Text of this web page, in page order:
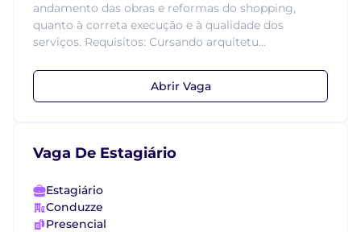
andamento das obras e reformas do shopping,
quanto à correta execução e à qualidade dos
serviços. Requisitos: Cursando arquitetu...
Abrir Vaga
Vaga De Estagiário
Estagiário
Conduzze
Presencial